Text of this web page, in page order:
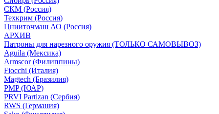
СКМ (Россия)
Техкрим (Россия)
Цнииточмаш АО (Россия)
АРХИВ
Патроны для нарезного оружия (ТОЛЬКО САМОВЫВОЗ)
Aguila (Мексика)
Armscor (Филиппины)
Fiocchi (Италия)
Magtech (Бразилия)
PMP (ЮАР)
PRVI Partizan (Сербия)
RWS (Германия)